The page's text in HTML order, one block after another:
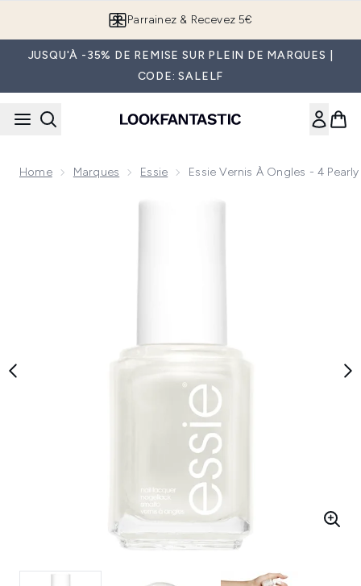
Parrainez & Recevez 5€
JUSQU'À -35% DE REMISE SUR PLEIN DE MARQUES |
CODE: SALELF
Home Marques Essie Essie Vernis À Ongles - 4
Now showing image 1 essie Vernis à Ongles - 4 Pearly White